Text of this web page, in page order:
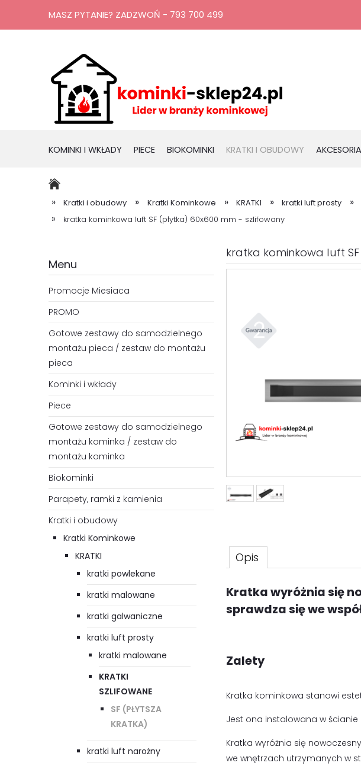
KOMINKI I WKŁADY PIECE BIOKOMINKI KRATKI I OBUDOWY
RURY, KOMINY
» Kratki i obudowy » Kratki Kominkowe » KRATKI » kratki luft prosty »
» kratka kominkowa luft SF (płytka) 60x600 mm - szlifowany
MASZ PYTANIE? ZADZWOŃ - 793 700 499
Menu
Promocje Miesiaca
PROMO
Gotowe zestawy do samodzielnego
montażu pieca / zestaw do montażu
pieca
Kominki i wkłady
Piece
Gotowe zestawy do samodzielnego
montażu kominka / zestaw do
montażu kominka
Biokominki
Parapety, ramki z kamienia
Kratki i obudowy
Kratki Kominkowe
KRATKI
kratki powlekane
kratki malowane
kratki galwaniczne
kratki luft prosty
kratki malowane
KRATKI
SZLIFOWANE
SF (PŁYTSZA
KRATKA)
kratki luft narożny
kratka kominkowa luft
Opis
Kratka wyróżnia się
sprawdza się we
Zalety
Kratka kominkowa stanowi
Jest ona instalowana w
Kratka wyróżnia się
we wnętrzach utrzymanych w